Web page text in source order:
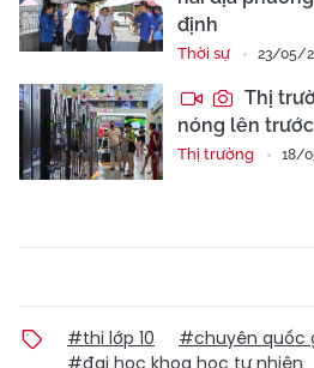
định
Thời sự 23/05/
Thị
nóng lên
Thị trường 18/
#thi lớp 10
#chuyên quốc
#đại học khoa học tự nhiên